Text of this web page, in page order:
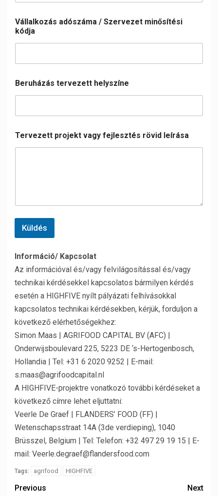
Vállalkozás adószáma / Szervezet minősítési
kódja
Beruházás tervezett helyszíne
Tervezett projekt vagy fejlesztés rövid leírása
Küldés
Információ/ Kapcsolat
Az információval és/vagy felvilágosítással és/vagy
technikai kérdésekkel kapcsolatos bármilyen kérdés
esetén a HIGHFIVE nyílt pályázati felhívásokkal
kapcsolatos technikai kérdésekben, kérjük, forduljon a
következő elérhetőségekhez:
Simon Maas | AGRIFOOD CAPITAL BV (AFC) |
Onderwijsboulevard 225, 5223 DE ‘s-Hertogenbosch,
Hollandia | Tel: +31 6 2020 9252 | E-mail:
s.maas@agrifoodcapital.nl
A HIGHFIVE-projektre vonatkozó további kérdéseket a
következő címre lehet eljuttatni:
Veerle De Graef | FLANDERS’ FOOD (FF) |
Wetenschapsstraat 14A (3de verdieping), 1040
Brüsszel, Belgium | Tel: Telefon: +32 497 29 19 15 | E-
mail: Veerle.degraef@flandersfood.com
Tags: agrifood HIGHFIVE
Previous
Next